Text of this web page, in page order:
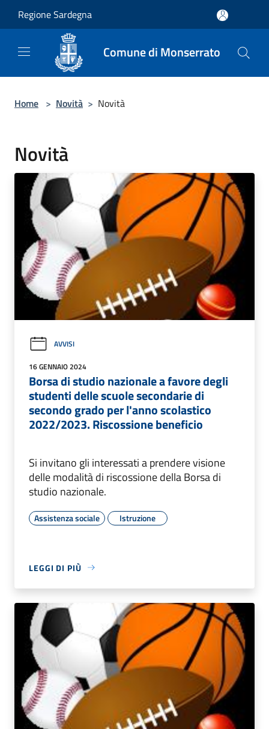
Regione Sardegna
Comune di Monserrato
Home > Novità > Novità
Novità
AVVISI
16 GENNAIO 2024
Borsa di studio nazionale a favore degli
studenti delle scuole secondarie di
secondo grado per l'anno scolastico
2022/2023. Riscossione beneficio
Si invitano gli interessati a prendere visione
delle modalità di riscossione della Borsa di
studio nazionale.
Assistenza sociale Istruzione
LEGGI DI PIÙ